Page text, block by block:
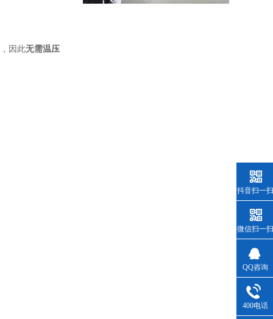
因此无需温压
抖音扫一扫
微信扫一扫
QQ咨询
400电话